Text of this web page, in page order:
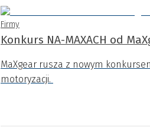
Firmy
Konkurs NA-MAXACH od
MaXgear rusza z nowym
motoryzacji.